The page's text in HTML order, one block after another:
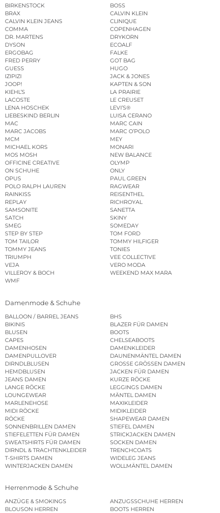
BIRKENSTOCK
BOSS
BRAX
CALVIN KLEIN
CALVIN KLEIN JEANS
CLINIQUE
COMMA
COPENHAGEN
DR. MARTENS
DRYKORN
DYSON
ECOALF
ERGOBAG
FALKE
FRED PERRY
GOT BAG
GUESS
HUGO
IZIPIZI
JACK & JONES
JOOP!
KAPTEN & SON
KIEHL’S
LA PRAIRIE
LACOSTE
LE CREUSET
LENA HOSCHEK
LEVI’S®
LIEBESKIND BERLIN
LUISA CERANO
MAC
MARC CAIN
MARC JACOBS
MARC O’POLO
MCM
MEY
MICHAEL KORS
MONARI
MOS MOSH
NEW BALANCE
OFFICINE CREATIVE
OLYMP
ON SCHUHE
ONLY
OPUS
PAUL GREEN
POLO RALPH LAUREN
RAGWEAR
RAINKISS
REISENTHEL
REPLAY
RICHROYAL
SAMSONITE
SANETTA
SATCH
SKINY
SMEG
SOMEDAY
STEP BY STEP
TOM FORD
TOM TAILOR
TOMMY HILFIGER
TOMMY JEANS
TONIES
TRIUMPH
VEE COLLECTIVE
VEJA
VERO MODA
VILLEROY & BOCH
WEEKEND MAX MARA
WMF
Damenmode & Schuhe
BALLOON / BARREL JEANS
BHS
BIKINIS
BLAZER FÜR DAMEN
BLUSEN
BOOTS
CAPES
CHELSEABOOTS
DAMENHOSEN
DAMENKLEIDER
DAMENPULLOVER
DAUNENMÄNTEL DAMEN
DIRNDLBLUSEN
GROSSE GRÖSSEN DAMEN
HEMDBLUSEN
JACKEN FÜR DAMEN
JEANS DAMEN
KURZE RÖCKE
LANGE RÖCKE
LEGGINGS DAMEN
LOUNGEWEAR
MÄNTEL DAMEN
MARLENEHOSE
MAXIKLEIDER
MIDI RÖCKE
MIDIKLEIDER
RÖCKE
SHAPEWEAR DAMEN
SONNENBRILLEN DAMEN
STIEFEL DAMEN
STIEFELETTEN FÜR DAMEN
STRICKJACKEN DAMEN
SWEATSHIRTS FÜR DAMEN
SOCKEN DAMEN
DIRNDL & TRACHTENKLEIDER
TRENCHCOATS
T-SHIRTS DAMEN
WIDELEG JEANS
WINTERJACKEN DAMEN
WOLLMÄNTEL DAMEN
Herrenmode & Schuhe
ANZÜGE & SMOKINGS
ANZUGSSCHUHE HERREN
BLOUSON HERREN
BOOTS HERREN